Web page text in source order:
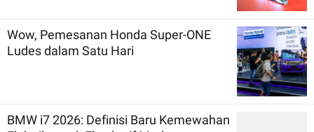
Wow, Pemesanan Honda Super-ONE
Ludes dalam Satu Hari
BMW i7 2026: Definisi Baru Kemewahan